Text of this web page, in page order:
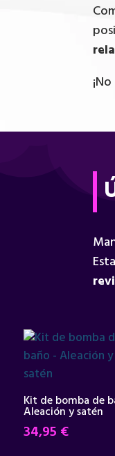
Kit de bomba de
Aleación y satén
34,95 €